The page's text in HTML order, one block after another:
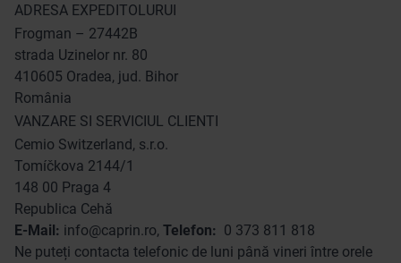
ADRESA EXPEDITOLURUI
Frogman – 27442B
strada Uzinelor nr. 80
410605 Oradea, jud. Bihor
România
VANZARE SI SERVICIUL CLIENTI
Cemio Switzerland, s.r.o.
Tomíčkova 2144/1
148 00 Praga 4
Republica Cehă
E-Mail: info@caprin.ro, Telefon: 0 373 811 818
Ne puteți contacta telefonic de luni până vineri între orele